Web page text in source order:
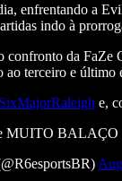
enfrentando a
indo à
da FaZe
terceiro e
e,
MUITO BALAÇO